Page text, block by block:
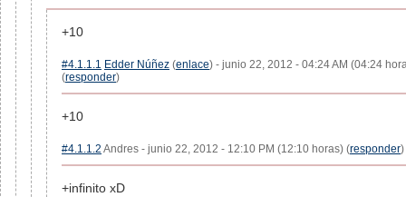
+10
#4.1.1.1 Edder Núñez (enlace) - junio 22, 2012 - 04:24 AM (04:24
(responder)
+10
#4.1.1.2 Andres - junio 22, 2012 - 12:10 PM (12:10 horas) (responder)
+infinito xD